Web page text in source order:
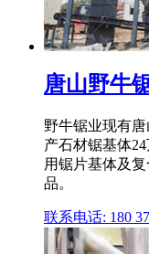
唐山野牛
野牛锯业现有
产石材锯基体
用锯片基体及
品。
联系电话: 180